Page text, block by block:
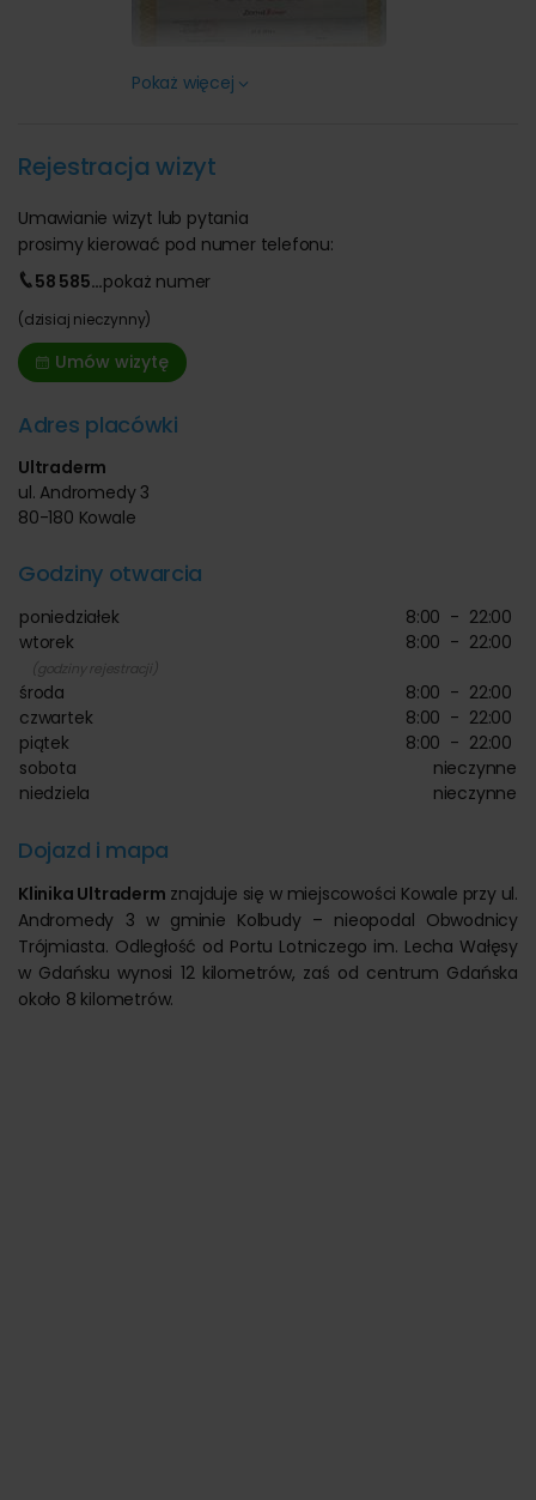
Pokaż więcej
Rejestracja wizyt
Umawianie wizyt lub pytania
prosimy kierować pod numer telefonu:
58 585…pokaż numer
(dzisiaj nieczynny)
Umów wizytę
Adres placówki
Ultraderm
ul. Andromedy 3
80-180 Kowale
Godziny otwarcia
poniedziałek 8:00 - 22:00
wtorek
8:00 - 22:00
(godziny rejestracji)
środa 8:00 - 22:00
czwartek
8:00 - 22:00
piątek
8:00 - 22:00
sobota
nieczynne
niedziela
nieczynne
Dojazd i mapa
Klinika Ultraderm znajduje się w miejscowości Kowale przy ul.
Andromedy 3 w gminie Kolbudy – nieopodal Obwodnicy
Trójmiasta. Odległość od Portu Lotniczego im. Lecha Wałęsy
w Gdańsku wynosi 12 kilometrów, zaś od centrum Gdańska
około 8 kilometrów.